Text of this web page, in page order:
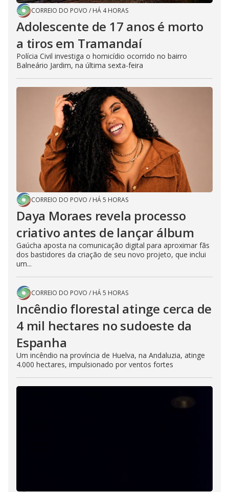
CORREIO DO POVO / HÁ 4 HORAS
Adolescente de 17 anos é morto
a tiros em Tramandaí
Polícia Civil investiga o homicídio ocorrido no bairro
Balneário Jardim, na última sexta-feira
CORREIO DO POVO / HÁ 5 HORAS
Daya Moraes revela processo
criativo antes de lançar álbum
Gaúcha aposta na comunicação digital para aproximar fãs
dos bastidores da criação de seu novo projeto, que inclui
um...
CORREIO DO POVO / HÁ 5 HORAS
Incêndio florestal atinge cerca de
4 mil hectares no sudoeste da
Espanha
Um incêndio na província de Huelva, na Andaluzia, atinge
4.000 hectares, impulsionado por ventos fortes